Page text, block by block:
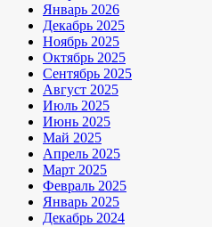
Январь 2026
Декабрь 2025
Ноябрь 2025
Октябрь 2025
Сентябрь 2025
Август 2025
Июль 2025
Июнь 2025
Май 2025
Апрель 2025
Март 2025
Февраль 2025
Январь 2025
Декабрь 2024